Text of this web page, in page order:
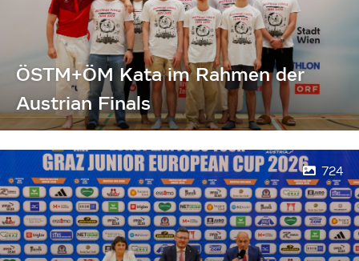
ÖSTM+ÖM Kata im Rahmen der
Austrian Finals
724